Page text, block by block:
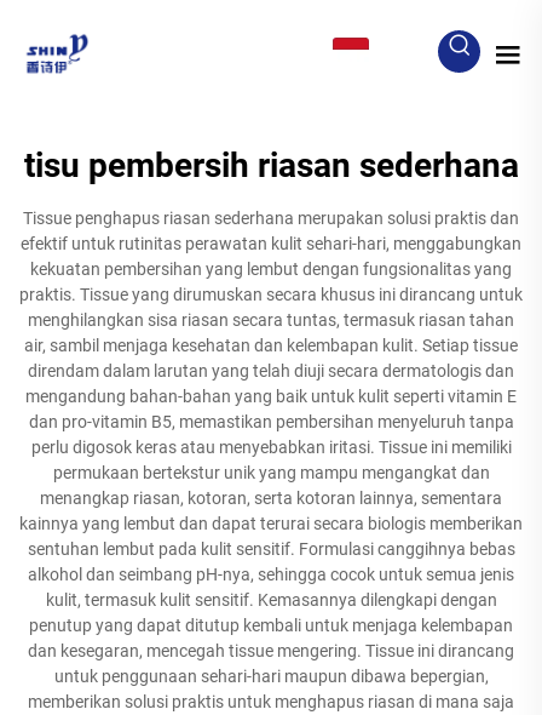
tisu pembersih riasan sederhana
Tissue penghapus riasan sederhana merupakan solusi praktis dan
efektif untuk rutinitas perawatan kulit sehari-hari, menggabungkan
kekuatan pembersihan yang lembut dengan fungsionalitas yang
praktis. Tissue yang dirumuskan secara khusus ini dirancang untuk
menghilangkan sisa riasan secara tuntas, termasuk riasan tahan
air, sambil menjaga kesehatan dan kelembapan kulit. Setiap tissue
direndam dalam larutan yang telah diuji secara dermatologis dan
mengandung bahan-bahan yang baik untuk kulit seperti vitamin E
dan pro-vitamin B5, memastikan pembersihan menyeluruh tanpa
perlu digosok keras atau menyebabkan iritasi. Tissue ini memiliki
permukaan bertekstur unik yang mampu mengangkat dan
menangkap riasan, kotoran, serta kotoran lainnya, sementara
kainnya yang lembut dan dapat terurai secara biologis memberikan
sentuhan lembut pada kulit sensitif. Formulasi canggihnya bebas
alkohol dan seimbang pH-nya, sehingga cocok untuk semua jenis
kulit, termasuk kulit sensitif. Kemasannya dilengkapi dengan
penutup yang dapat ditutup kembali untuk menjaga kelembapan
dan kesegaran, mencegah tissue mengering. Tissue ini dirancang
untuk penggunaan sehari-hari maupun dibawa bepergian,
memberikan solusi praktis untuk menghapus riasan di mana saja